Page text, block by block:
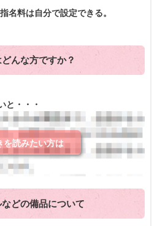
名料は自分で設定できる。
んな方ですか？
と・・・
を読みたい方は
どの備品について